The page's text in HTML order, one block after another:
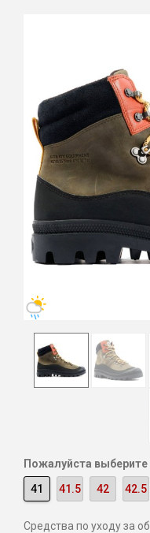
Пожалуйста выберите
41
41.5 42 42.5
Средства по уходу за